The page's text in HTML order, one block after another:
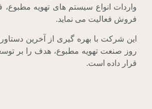
واردات انواع سیستم های تهویه
فروش فعالیت می نماید.
این شرکت با بهره گیری از آخرین
روز صنعت تهویه مطبوع، هدف را بر
قرار داده است.